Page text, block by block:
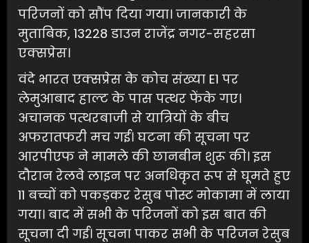
परिजनों को सौंप दिया गया। जानकारी के
मुताबिक, 13228 डाउन राजेंद्र नगर-सहरसा
एक्सप्रेस।
वंदे भारत एक्सप्रेस के कोच संख्या E1 पर
लेमुआबाद हाल्ट के पास पत्थर फेंके गए।
अचानक पत्थरबाजी से यात्रियों के बीच
अफरातफरी मच गई। घटना की सूचना पर
आरपीएफ ने मामले की छानबीन शुरू की। इस
दौरान रेलवे लाइन पर अनधिकृत रूप से घूमते हुए
11 बच्चों को पकड़कर रेसुब पोस्ट मोकामा में लाया
गया। बाद में सभी के परिजनों को इस बात की
सूचना दी गई। सूचना पाकर सभी के परिजन रेसुब